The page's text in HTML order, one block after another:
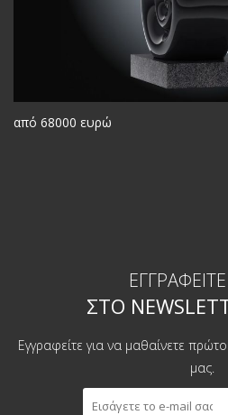
από 68000 ευρώ
ΣΤΟ
Εγγραφείτε για να μαθαίνετε
μας.